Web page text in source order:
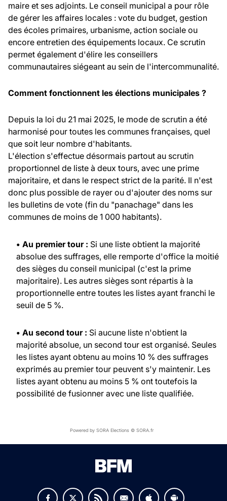
maire et ses adjoints. Le conseil municipal a pour rôle
de gérer les affaires locales : vote du budget, gestion
des écoles primaires, urbanisme, action sociale ou
encore entretien des équipements locaux. Ce scrutin
permet également d'élire les conseillers
communautaires siégeant au sein de l'intercommunalité.
Comment fonctionnent les élections municipales ?
Depuis la loi du 21 mai 2025, le mode de scrutin a été
harmonisé pour toutes les communes françaises, quel
que soit leur nombre d'habitants.
L'élection s'effectue désormais partout au scrutin
proportionnel de liste à deux tours, avec une prime
majoritaire, et dans le respect strict de la parité. Il n'est
donc plus possible de rayer ou d'ajouter des noms sur
les bulletins de vote (fin du "panachage" dans les
communes de moins de 1 000 habitants).
• Au premier tour : Si une liste obtient la majorité
absolue des suffrages, elle remporte d'office la moitié
des sièges du conseil municipal (c'est la prime
majoritaire). Les autres sièges sont répartis à la
proportionnelle entre toutes les listes ayant franchi le
seuil de 5 %.
• Au second tour : Si aucune liste n'obtient la
majorité absolue, un second tour est organisé. Seules
les listes ayant obtenu au moins 10 % des suffrages
exprimés au premier tour peuvent s'y maintenir. Les
listes ayant obtenu au moins 5 % ont toutefois la
possibilité de fusionner avec une liste qualifiée.
Powered by SORA Elections © SORA.fr